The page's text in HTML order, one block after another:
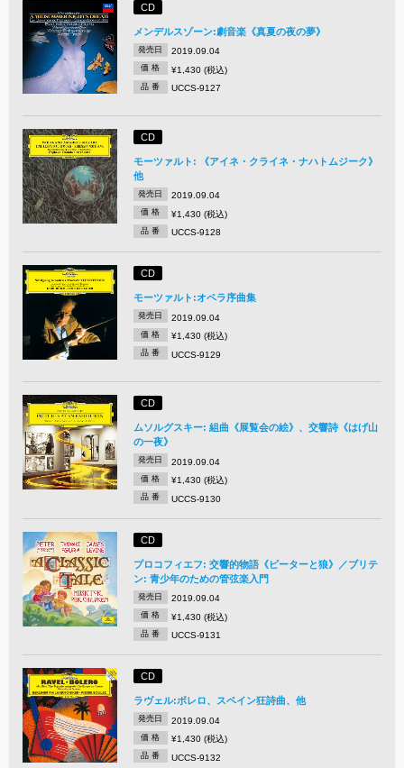
CD
メンデルスゾーン:劇音楽《真夏の夜の夢》
発売日 2019.09.04
価 格 ¥1,430 (税込)
品 番 UCCS-9127
CD
モーツァルト: 《アイネ・クライネ・ナハトムジーク》
他
発売日 2019.09.04
価 格 ¥1,430 (税込)
品 番 UCCS-9128
CD
モーツァルト:オペラ序曲集
発売日 2019.09.04
価 格 ¥1,430 (税込)
品 番 UCCS-9129
CD
ムソルグスキー: 組曲《展覧会の絵》、交響詩《はげ山
の一夜》
発売日 2019.09.04
価 格 ¥1,430 (税込)
品 番 UCCS-9130
CD
プロコフィエフ: 交響的物語《ピーターと狼》／ブリテ
ン: 青少年のための管弦楽入門
発売日 2019.09.04
価 格 ¥1,430 (税込)
品 番 UCCS-9131
CD
ラヴェル:ボレロ、スペイン狂詩曲、他
発売日 2019.09.04
価 格 ¥1,430 (税込)
品 番 UCCS-9132